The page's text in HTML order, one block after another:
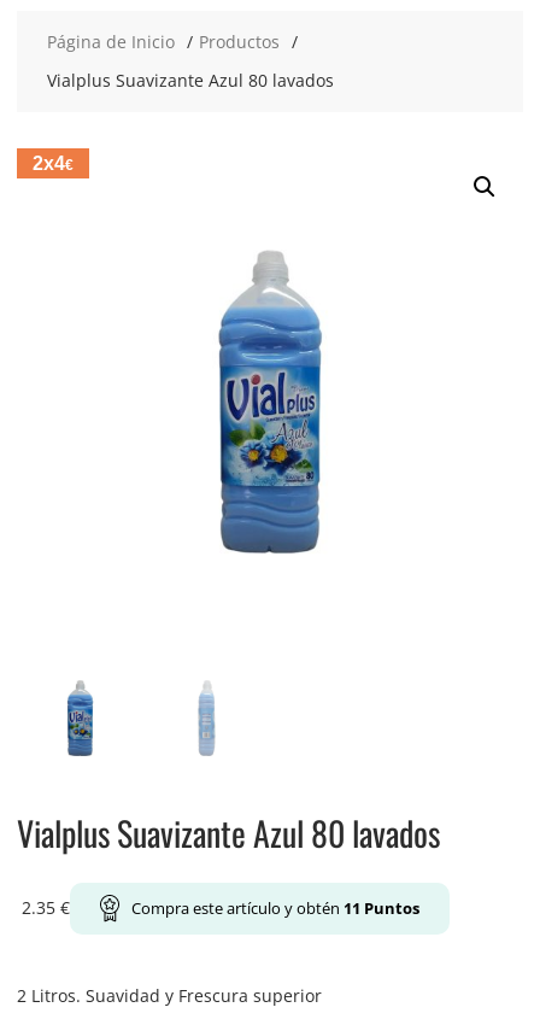
Página de Inicio
Productos
Vialplus Suavizante Azul 80 lavados
2x4€
Vialplus Suavizante Azul 80 lavados
2.35 € Compra este artículo y obtén 11 Puntos
2 Litros. Suavidad y Frescura superior